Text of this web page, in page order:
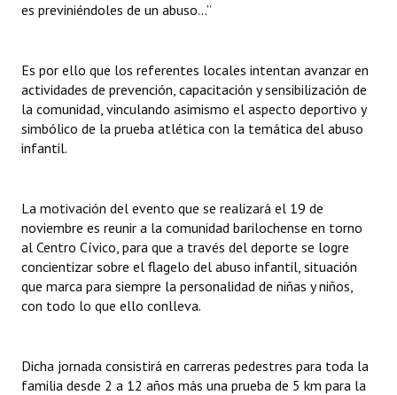
Huéspedes de Honor - Registro
Reconocimientos - Registro
Bariloche, Municipio intercultural
REFORMA DE LA CARTA ORGÁNICA
es previniéndoles de un abuso...”
Es por ello que los referentes locales intentan avanzar en
actividades de prevención, capacitación y sensibilización de
la comunidad, vinculando asimismo el aspecto deportivo y
simbólico de la prueba atlética con la temática del abuso
infantil.
La motivación del evento que se realizará el 19 de
noviembre es reunir a la comunidad barilochense en torno
al Centro Cívico, para que a través del deporte se logre
concientizar sobre el flagelo del abuso infantil, situación
que marca para siempre la personalidad de niñas y niños,
con todo lo que ello conlleva.
Dicha jornada consistirá en carreras pedestres para toda la
familia desde 2 a 12 años más una prueba de 5 km para la